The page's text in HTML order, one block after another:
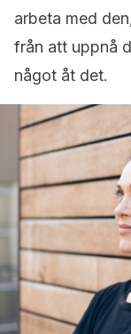
arbeta med
från att uppnå
något åt det.